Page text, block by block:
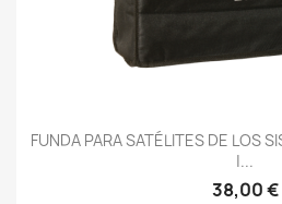
FUNDA PARA SATÉLITES DE LOS
|...
38,00 €